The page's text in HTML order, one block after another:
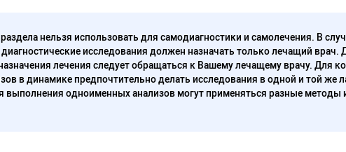
нельзя использовать для самодиагностики и самолечения. В
исследования должен назначать только лечащий врач.
лечения следует обращаться к Вашему лечащему врачу. Для
в динамике предпочтительно делать исследования в одной и той же
выполнения одноименных анализов могут применяться разные методы